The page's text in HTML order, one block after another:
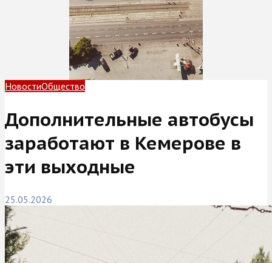
НовостиОбщество
Дополнительные автобусы
заработают в Кемерове в
эти выходные
25.05.2026